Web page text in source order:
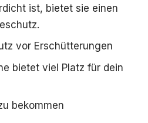
ist, bietet sie einen
vor Erschütterungen
bietet viel Platz für dein
bekommen